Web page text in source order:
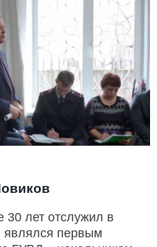
30 лет отслужил в
являлся первым